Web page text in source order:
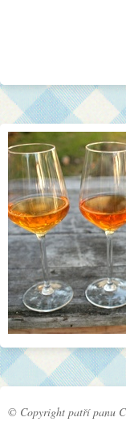
© Copyright patří panu